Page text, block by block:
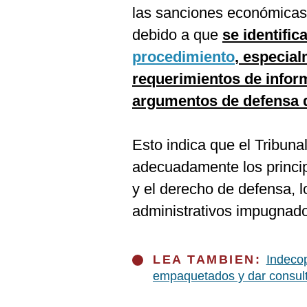
las sanciones
debido a que se
procedimiento,
requerimientos de
argumentos de defensa
Esto indica que el
adecuadamente los
y el derecho de defensa,
administrativos
LEA TAMBIEN:
empaquetados y dar